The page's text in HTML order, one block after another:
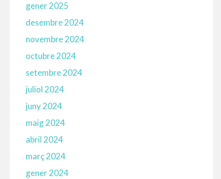
gener 2025
desembre 2024
novembre 2024
octubre 2024
setembre 2024
juliol 2024
juny 2024
maig 2024
abril 2024
març 2024
gener 2024